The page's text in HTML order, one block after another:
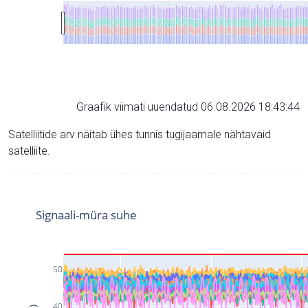
Graafik viimati uuendatud 06.08.2026 18:43:44
Satelliitide arv näitab ühes tunnis tugijaamale nähtavaid
satelliite.
50
Signaali-müra suhe